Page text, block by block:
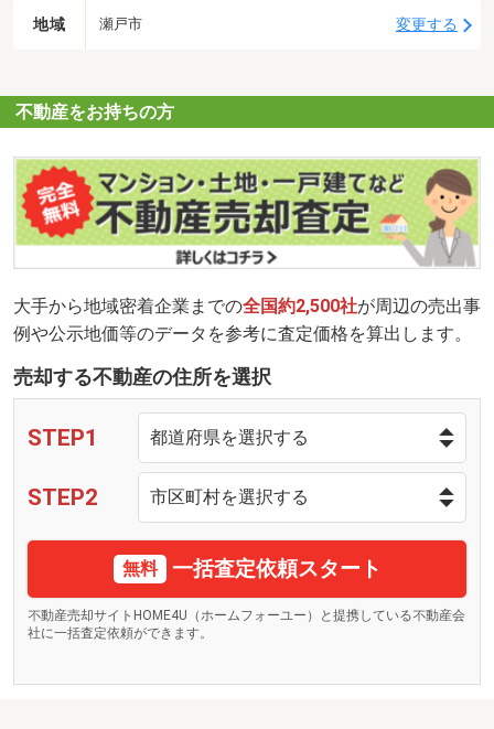
地域 瀬戸市 変更する
不動産をお持ちの方
大手から地域密着企業までの全国約2,500社が周辺の売出事
例や公示地価等のデータを参考に査定価格を算出します。
売却する不動産の住所を選択
STEP1
STEP2
無料 一括査定依頼スタート
不動産売却サイトHOME4U（ホームフォーユー）と提携している不動産会
社に一括査定依頼ができます。